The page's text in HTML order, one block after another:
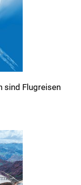
sind Flugreisen